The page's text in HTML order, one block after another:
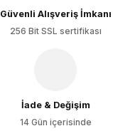
Güvenli Alışveriş İmkanı
256 Bit SSL sertifikası
İade & Değişim
14 Gün içerisinde